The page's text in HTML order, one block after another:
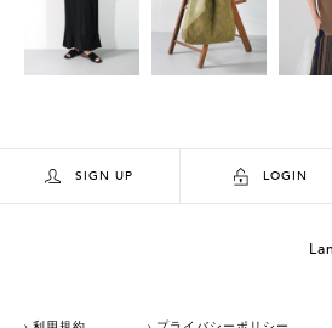
SIGN UP LOGIN